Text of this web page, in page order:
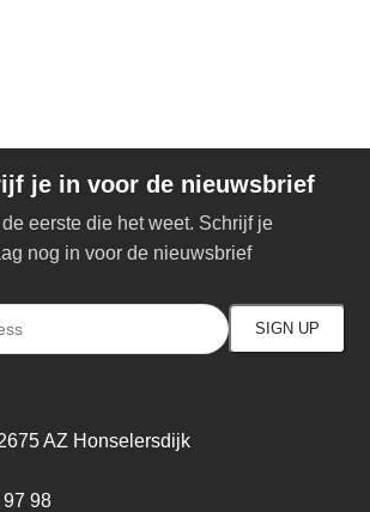
je in voor de nieuwsbrief
eerste die het weet. Schrijf je
nog in voor de nieuwsbrief
AZ Honselersdijk
97 98